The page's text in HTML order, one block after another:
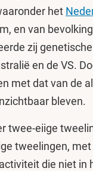
het
en van
zij
en de VS.
met dat van de
bleven.
twee-eiige
tweelingen,
die niet in